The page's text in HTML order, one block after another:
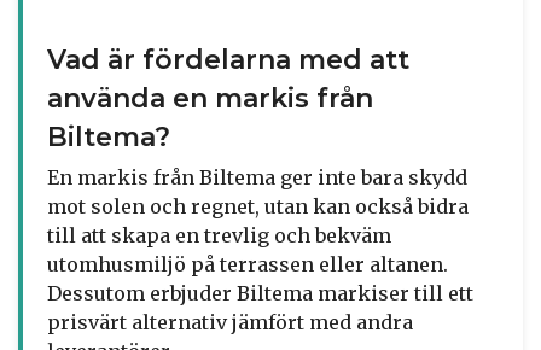
Vad är fördelarna med att
använda en markis från
Biltema?
En markis från Biltema ger inte bara skydd
mot solen och regnet, utan kan också bidra
till att skapa en trevlig och bekväm
utomhusmiljö på terrassen eller altanen.
Dessutom erbjuder Biltema markiser till ett
prisvärt alternativ jämfört med andra